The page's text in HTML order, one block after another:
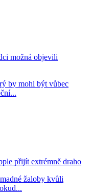
možná objevili
by mohl být vůbec
přijít extrémně draho
žaloby kvůli